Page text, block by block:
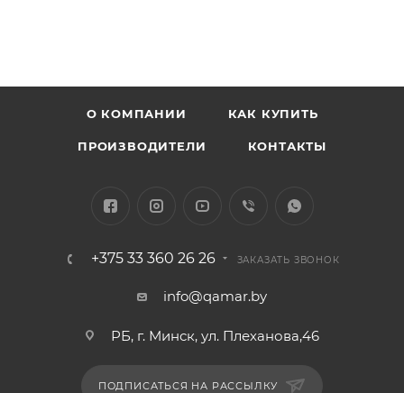
О КОМПАНИИ КАК КУПИТЬ
ПРОИЗВОДИТЕЛИ КОНТАКТЫ
+375 33 360 26 26 ЗАКАЗАТЬ ЗВОНОК
info@qamar.by
РБ, г. Минск, ул. Плеханова,46
ПОДПИСАТЬСЯ НА РАССЫЛКУ